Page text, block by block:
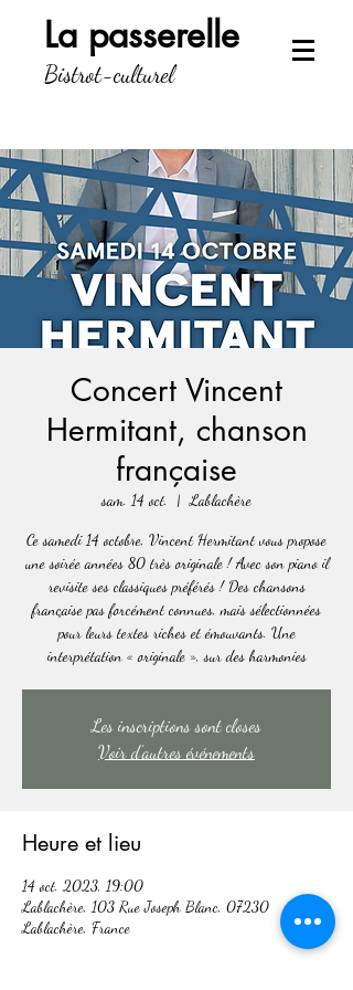
La passerelle
Bistrot-culturel
Concert Vincent
Hermitant, chanson
française
sam. 14 oct.
  |
Lablachère
Ce samedi 14 octobre, Vincent Hermitant vous propose
une soirée années 80 très originale ! Avec son piano il
revisite ses classiques préférés ! Des chansons
française pas forcément connues, mais sélectionnées
pour leurs textes riches et émouvants. Une
interprétation « originale », sur des harmonies
Les inscriptions sont closes
Voir d'autres événements
Heure et lieu
14 oct. 2023, 19:00
Lablachère, 103 Rue Joseph Blanc, 07230
Lablachère, France